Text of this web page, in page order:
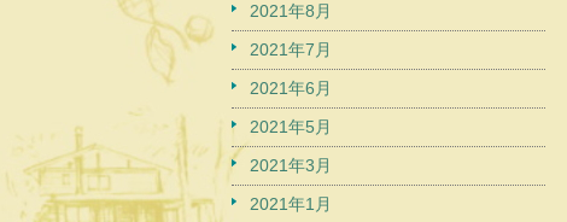
2021年8月
2021年7月
2021年6月
2021年5月
2021年3月
2021年1月